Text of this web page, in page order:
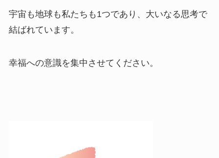
宇宙も地球も私たちも1つであり、大いなる思考で
結ばれています。
幸福への意識を集中させてください。